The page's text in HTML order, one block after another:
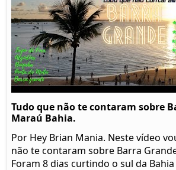
Tudo que não te contaram sobre
Maraú Bahia.
Por Hey Brian Mania. Neste vídeo
não te contaram sobre Barra
Foram 8 dias curtindo o sul da